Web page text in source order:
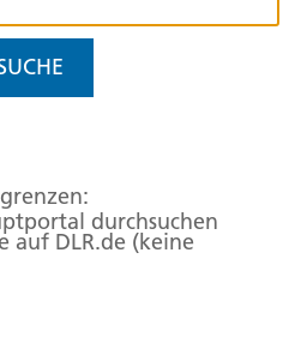
durchsuchen
DLR.de (keine